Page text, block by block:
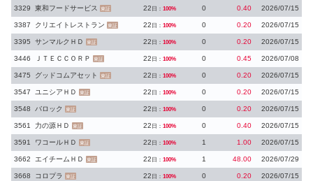
3329 東和フードサービス 東証 22 日： 100% 0 0.40 2026/07/15
3387 クリエイトレストラン 東証 22 日： 100% 0 0.20 2026/07/15
3395 サンマルクＨＤ 東証 22 日： 100% 0 0.20 2026/07/15
3446 ＪＴＥＣＣＯＲＰ 東証 22 日： 100% 0 0.45 2026/07/08
3475 グッドコムアセット 東証 22 日： 100% 0 0.20 2026/07/15
3547 ユニシアＨＤ 東証 22 日： 100% 0 0.20 2026/07/15
3548 バロック 東証 22 日： 100% 0 0.20 2026/07/15
3561 力の源ＨＤ 東証 22 日： 100% 0 0.40 2026/07/15
3591 ワコールＨＤ 東証 22 日： 100% 1 1.00 2026/07/15
3662 エイチームＨＤ 東証 22 日： 100% 1 48.00 2026/07/29
3668 コロプラ 東証 22 日： 100% 0 0.20 2026/07/15